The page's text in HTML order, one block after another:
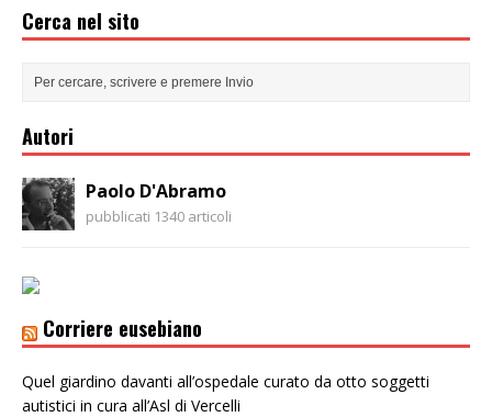
Cerca nel sito
Autori
Paolo D'Abramo
pubblicati 1340 articoli
Corriere eusebiano
Quel giardino davanti all’ospedale curato da otto soggetti
autistici in cura all’Asl di Vercelli